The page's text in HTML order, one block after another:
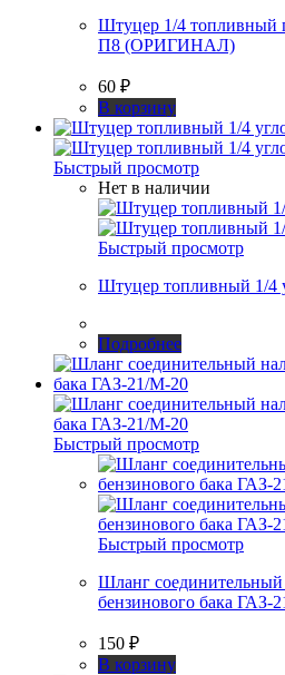
Штуцер 1/4 топливный
П8 (ОРИГИНАЛ)
60 ₽
В корзину
Быстрый просмотр
Нет в наличии
Быстрый просмотр
Штуцер топливный 1/
Подробнее
Быстрый просмотр
Быстрый просмотр
Шланг
бензинового бака ГАЗ-
150 ₽
В корзину